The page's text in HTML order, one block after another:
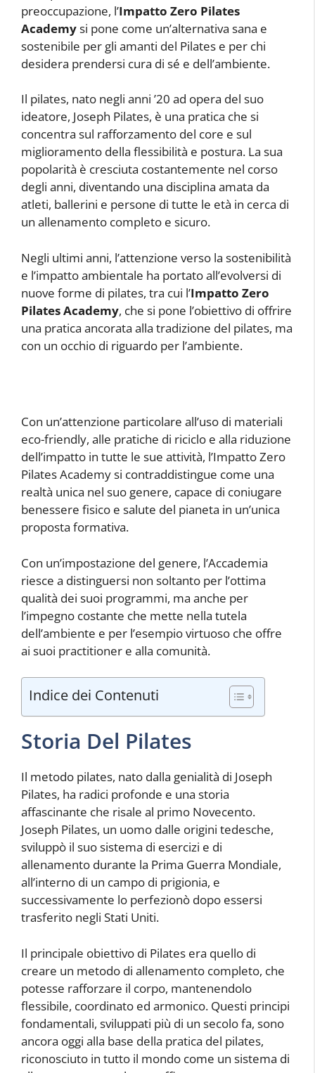
preoccupazione, l’Impatto Zero Pilates
Academysi pone come un’alternativa sana e
sostenibile per gli amanti del Pilates e per chi
desidera prendersi cura di sé e dell’ambiente.
Il pilates, nato negli anni ’20 ad opera del suo
ideatore, Joseph Pilates, è una pratica che si
concentra sul rafforzamento del core e sul
miglioramento della flessibilità e postura. La sua
popolarità è cresciuta costantemente nel corso
degli anni, diventando una disciplina amata da
atleti, ballerini e persone di tutte le età in cerca di
un allenamento completo e sicuro.
Negli ultimi anni, l’attenzione verso la sostenibilità
e l’impatto ambientale ha portato all’evolversi di
nuove forme di pilates, tra cui l’Impatto Zero
Pilates Academy, che si pone l’obiettivo di offrire
una pratica ancorata alla tradizione del pilates, ma
con un occhio di riguardo per l’ambiente.
Con un’attenzione particolare all’uso di materiali
eco-friendly, alle pratiche di riciclo e alla riduzione
dell’impatto in tutte le sue attività, l’Impatto Zero
Pilates Academy si contraddistingue come una
realtà unica nel suo genere, capace di coniugare
benessere fisico e salute del pianeta in un’unica
proposta formativa.
Con un’impostazione del genere, l’Accademia
riesce a distinguersi non soltanto per l’ottima
qualità dei suoi programmi, ma anche per
l’impegno costante che mette nella tutela
dell’ambiente e per l’esempio virtuoso che offre
ai suoi practitioner e alla comunità.
Indice dei Contenuti
Storia Del Pilates
Il metodo pilates, nato dalla genialità di Joseph
Pilates, ha radici profonde e una storia
affascinante che risale al primo Novecento.
Joseph Pilates, un uomo dalle origini tedesche,
sviluppò il suo sistema di esercizi e di
allenamento durante la Prima Guerra Mondiale,
all’interno di un campo di prigionia, e
successivamente lo perfezionò dopo essersi
trasferito negli Stati Uniti.
Il principale obiettivo di Pilates era quello di
creare un metodo di allenamento completo, che
potesse rafforzare il corpo, mantenendolo
flessibile, coordinato ed armonico. Questi principi
fondamentali, sviluppati più di un secolo fa, sono
ancora oggi alla base della pratica del pilates,
riconosciuto in tutto il mondo come un sistema di